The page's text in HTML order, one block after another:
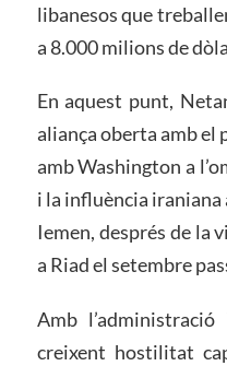
libanesos que
a 8.000 milions de
En aquest punt,
aliança oberta amb el
amb Washington a
i la influència iraniana
Iemen, després de la
a Riad el setembre
Amb
creixent hostilitat